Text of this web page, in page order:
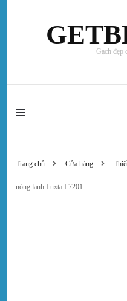
Gạch đẹp
Trang chủ Cửa hàng
nóng lạnh Luxta L7201